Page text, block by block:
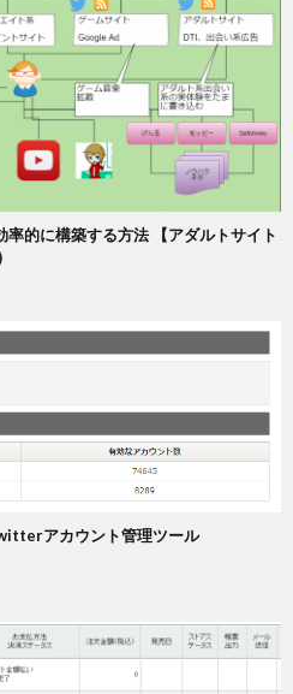
的に構築する方法 【アダルトサイト
アカウント管理ツール